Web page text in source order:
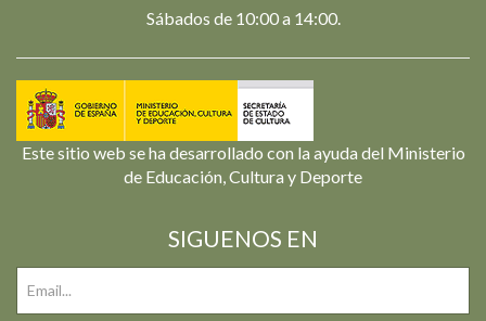
Sábados de 10:00 a 14:00.
Este sitio web se ha desarrollado con la ayuda del Ministerio
de Educación, Cultura y Deporte
SIGUENOS EN